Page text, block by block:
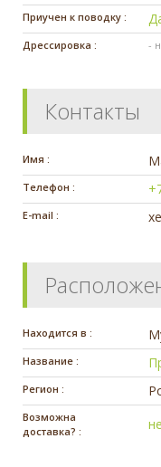
Приучен к поводку :
Дрессировка : -
Контакты
Имя :
Телефон :
E-mail :
Находится в :
Название :
Регион :
Возможна
доставка? :